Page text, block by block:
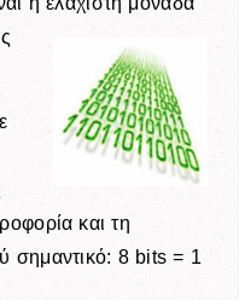
και τη
σημαντικό: 8 bits = 1